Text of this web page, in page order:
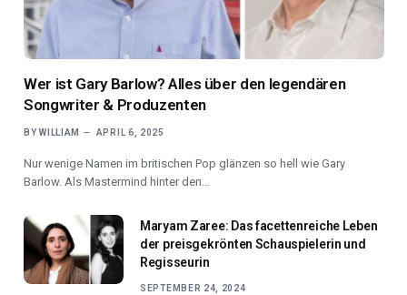
Wer ist Gary Barlow? Alles über den legendären
Songwriter & Produzenten
BY WILLIAM APRIL 6, 2025
Nur wenige Namen im britischen Pop glänzen so hell wie Gary
Barlow. Als Mastermind hinter den…
Maryam Zaree: Das facettenreiche Leben
der preisgekrönten Schauspielerin und
Regisseurin
SEPTEMBER 24, 2024